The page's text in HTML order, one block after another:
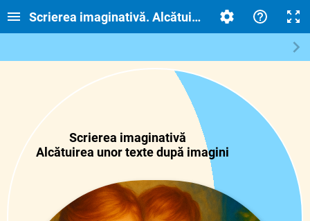
Scrierea imaginativă. Alcătuirea unor texte după
Scrierea imaginativă
Alcătuirea unor texte după imagini